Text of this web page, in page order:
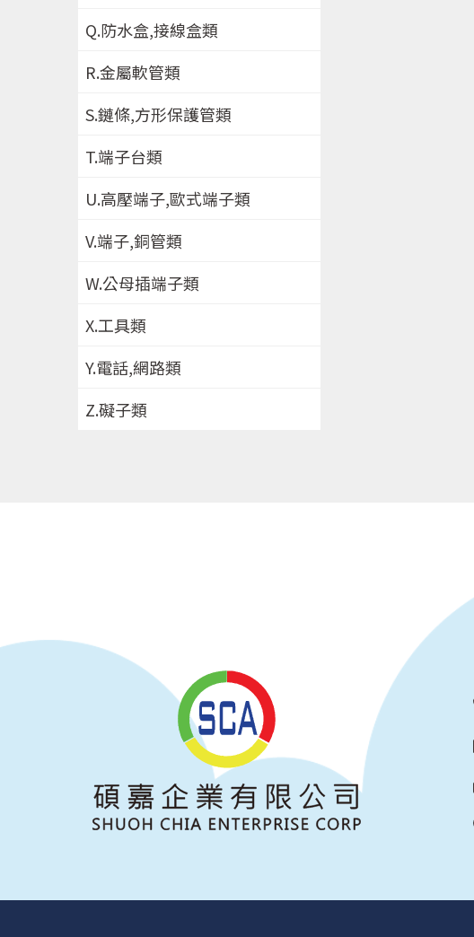
Q.防水盒,接線盒類
R.金屬軟管類
S.鏈條,方形保護管類
T.端子台類
U.高壓端子,歐式端子類
V.端子,銅管類
W.公母插端子類
X.工具類
Y.電話,網路類
Z.礙子類